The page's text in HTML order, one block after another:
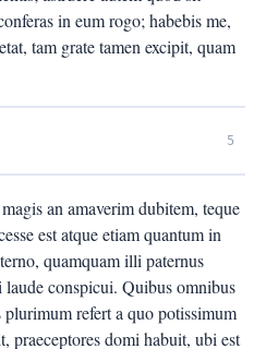
in eum rogo; habebis me,
tam grate tamen excipit, quam
5
an amaverim dubitem, teque
est atque etiam quantum in
quamquam illi paternus
laude conspicui. Quibus omnibus
refert a quo potissimum
domi habuit, ubi est